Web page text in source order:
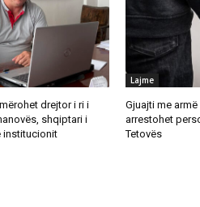
drejtor i ri i
shqiptari i
institucionit
Lajme
Gjuajti me
arrestohet
Tetovës